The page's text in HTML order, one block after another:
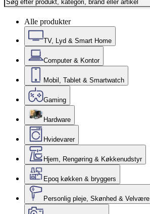
Alle produkter
TV, Lyd & Smart Home
Computer & Kontor
Mobil, Tablet & Smartwatch
Gaming
Hardware
Hvidevarer
Hjem, Rengøring & Køkkenudstyr
Epoq køkken & bryggers
Personlig pleje, Skønhed & Velvære